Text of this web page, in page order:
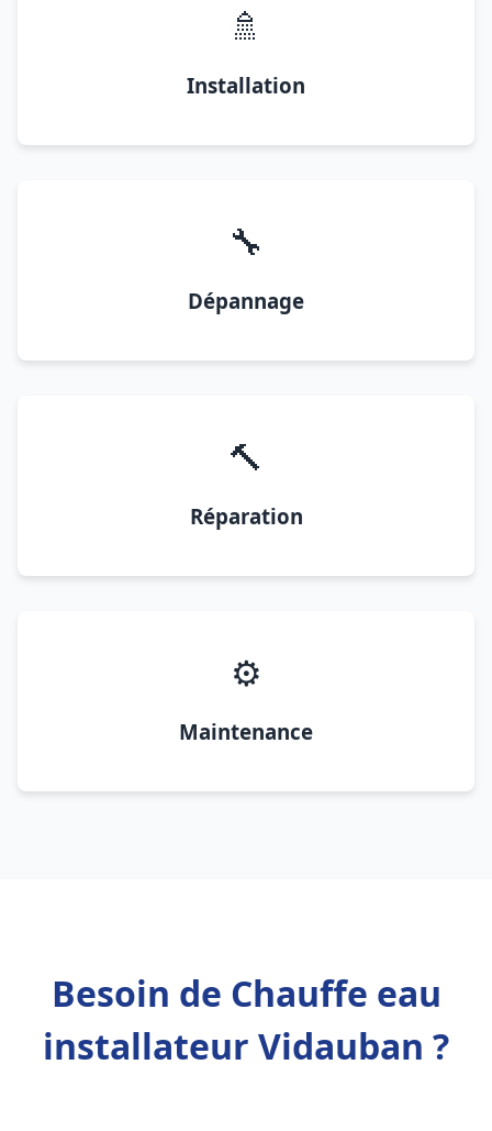
🚿
Installation
🔧
Dépannage
🔨
Réparation
⚙️
Maintenance
Besoin de Chauffe eau
installateur Vidauban ?